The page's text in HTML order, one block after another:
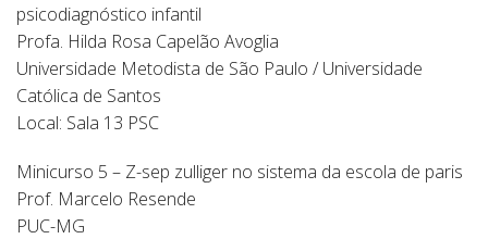
psicodiagnóstico infantil
Profa. Hilda Rosa Capelão Avoglia
Universidade Metodista de São Paulo / Universidade
Católica de Santos
Local: Sala 13 PSC
Minicurso 5 – Z-sep zulliger no sistema da escola de paris
Prof. Marcelo Resende
PUC-MG